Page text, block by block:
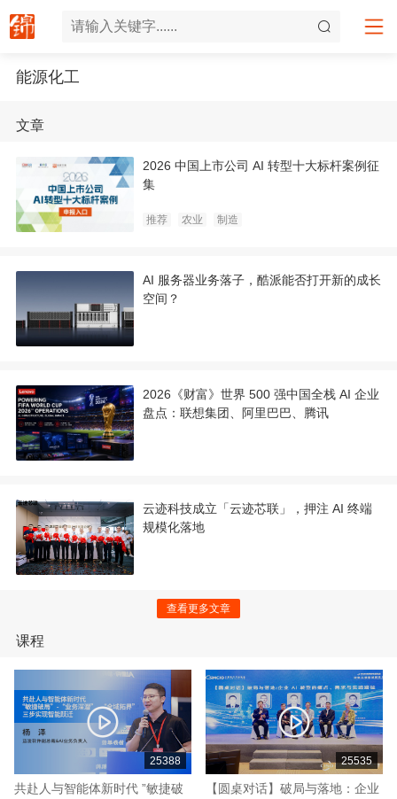
能源化工
文章
2026 中国上市公司 AI 转型十大标杆案例征
集
推荐 农业 制造
AI 服务器业务落子，酷派能否打开新的成长
空间？
2026《财富》世界 500 强中国全栈 AI 企业
盘点：联想集团、阿里巴巴、腾讯
云迹科技成立「云迹芯联」，押注 AI 终端
规模化落地
查看更多文章
课程
25388
共赴人与智能体新时代 ”敏捷破
25535
【圆桌对话】破局与落地：企业